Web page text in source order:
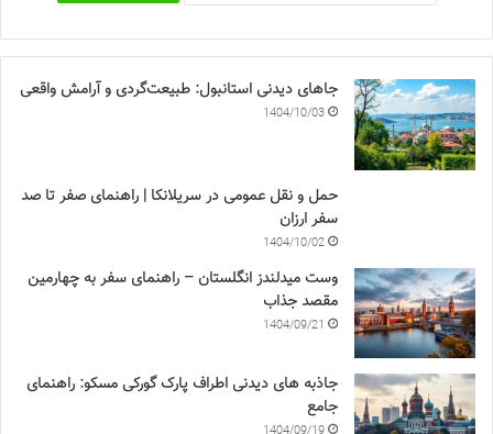
جاهای دیدنی استانبول: طبیعت‌گردی و آرامش واقعی
1404/10/03
حمل و نقل عمومی در سریلانکا | راهنمای صفر تا صد
سفر ارزان
1404/10/02
وست میدلندز انگلستان – راهنمای سفر به چهارمین
مقصد جذاب
1404/09/21
جاذبه های دیدنی اطراف پارک گورکی مسکو: راهنمای
جامع